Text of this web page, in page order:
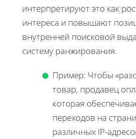
интерпретируют это как
интереса и повышают
внутренней поисковой
систему ранжирования.
Пример: Чтобы
товар, продавец
которая
переходов на
различных IP-